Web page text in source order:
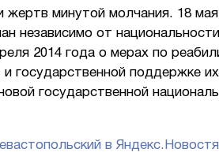
жертв минутой молчания. 18
независимо от
2014 года о мерах по
государственной поддержке
государственной
в